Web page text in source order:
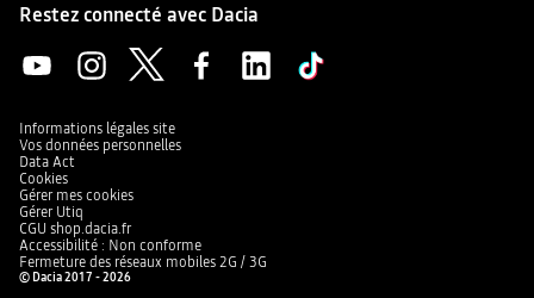
Restez connecté avec Dacia
Informations légales site
Vos données personnelles
Data Act
Cookies
Gérer mes cookies
Gérer Utiq
CGU shop.dacia.fr
Accessibilité : Non conforme
Fermeture des réseaux mobiles 2G / 3G
© Dacia 2017 - 2026